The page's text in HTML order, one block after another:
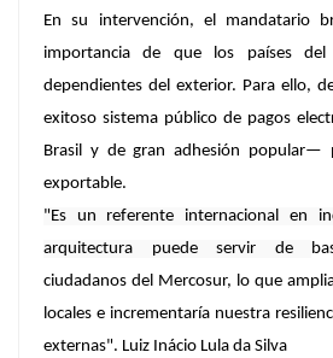
En su intervención, el mandatario
importancia de que los países del
dependientes del exterior. Para ello,
exitoso sistema público de pagos
Brasil y de gran adhesión popular—
exportable.
"Es un referente internacional en
arquitectura puede servir de
ciudadanos del Mercosur, lo que
locales e incrementaría nuestra
externas". Luiz Inácio Lula da Silva